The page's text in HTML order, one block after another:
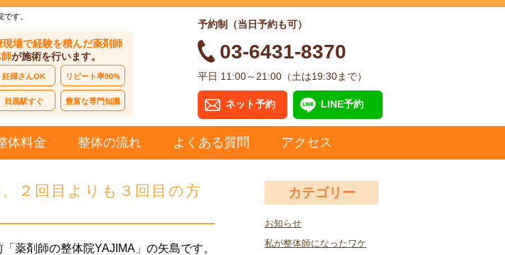
す。
現場で経験を積んだ薬剤師
が施術を行います。
妊婦さんOK リピート率90%
目黒駅すぐ 豊富な専門知識
予約制（当日予約も可）
03-6431-8370
平日 11:00～21:00（土は19:30まで）
ネット予約 LINE予約
体料金 整体の流れ よくある質問 アクセス
カテゴリー
お知らせ
私が整体師になったワケ
２回目よりも３回目の方
薬剤師の整体院YAJIMA」の矢島です。